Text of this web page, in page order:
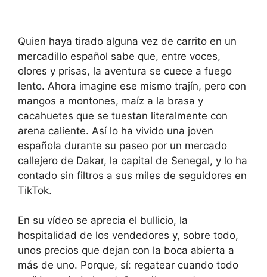
Quien haya tirado alguna vez de carrito en un
mercadillo español sabe que, entre voces,
olores y prisas, la aventura se cuece a fuego
lento. Ahora imagine ese mismo trajín, pero con
mangos a montones, maíz a la brasa y
cacahuetes que se tuestan literalmente con
arena caliente. Así lo ha vivido una joven
española durante su paseo por un mercado
callejero de Dakar, la capital de Senegal, y lo ha
contado sin filtros a sus miles de seguidores en
TikTok.
En su vídeo se aprecia el bullicio, la
hospitalidad de los vendedores y, sobre todo,
unos precios que dejan con la boca abierta a
más de uno. Porque, sí: regatear cuando todo